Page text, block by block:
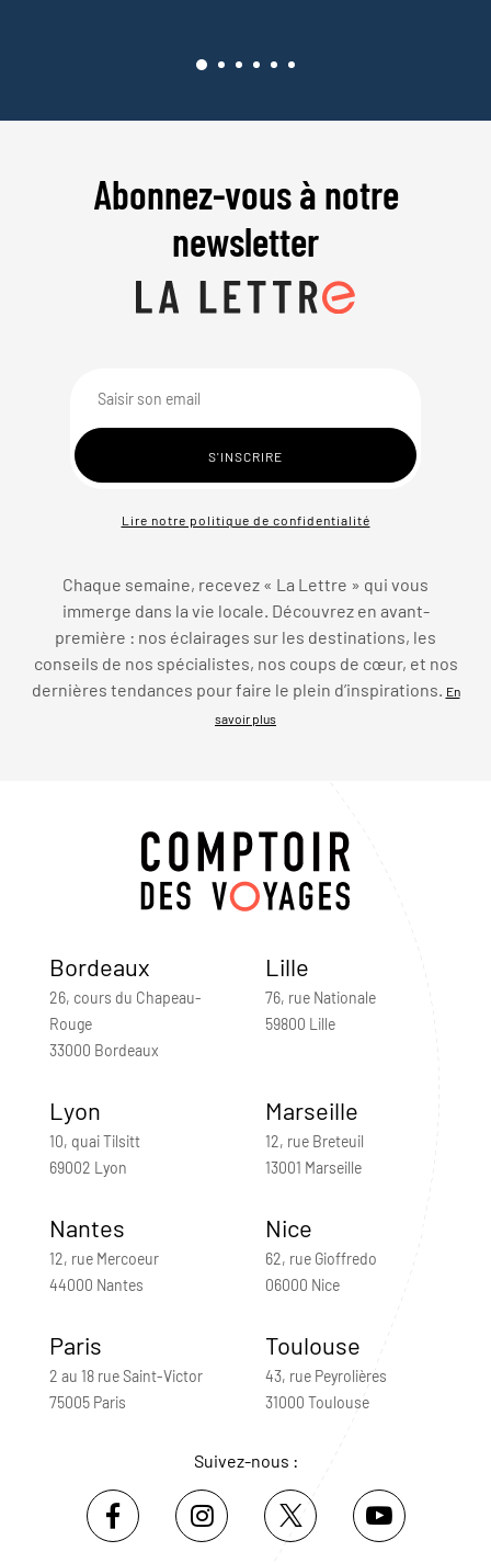
Abonnez-vous à notre
newsletter
Lire notre politique de confidentialité
Chaque semaine, recevez « La Lettre » qui vous
immerge dans la vie locale. Découvrez en avant-
première : nos éclairages sur les destinations, les
conseils de nos spécialistes, nos coups de cœur, et nos
dernières tendances pour faire le plein d’inspirations. En
savoir plus
Bordeaux
26, cours du Chapeau-
Rouge
33000 Bordeaux
Lille
76, rue Nationale
59800 Lille
Lyon
10, quai Tilsitt
69002 Lyon
Marseille
12, rue Breteuil
13001 Marseille
Nantes
12, rue Mercoeur
44000 Nantes
Nice
62, rue Gioffredo
06000 Nice
Paris
2 au 18 rue Saint-Victor
75005 Paris
Toulouse
43, rue Peyrolières
31000 Toulouse
Suivez-nous :